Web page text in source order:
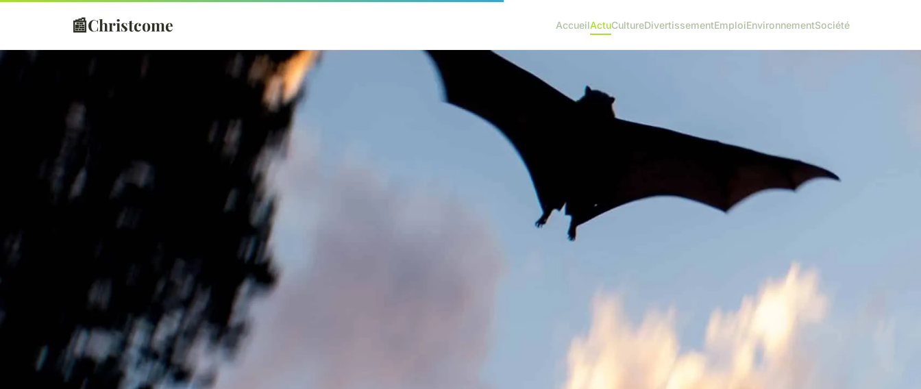
📰Christcome AccueilActuCultureDivertissementEmploiEnvironnementSociété